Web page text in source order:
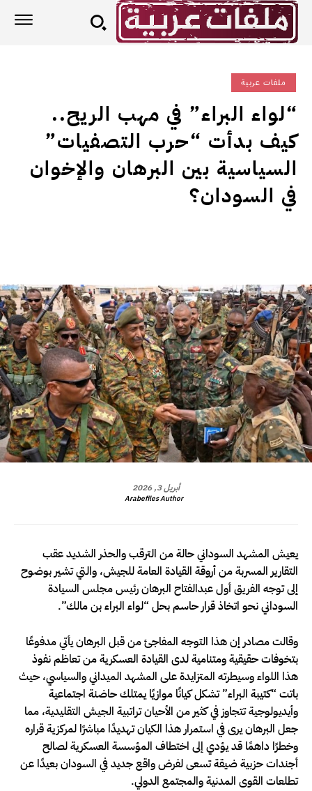
ملفات عربية
“لواء البراء” في مهب الريح..
كيف بدأت “حرب التصفيات”
السياسية بين البرهان والإخوان
في السودان؟
أبريل 3, 2026
Arabefiles Author
يعيش المشهد السوداني حالة من الترقب والحذر الشديد عقب
التقارير المسربة من أروقة القيادة العامة للجيش، والتي تشير بوضوح
إلى توجه الفريق أول عبدالفتاح البرهان رئيس مجلس السيادة
السوداني نحو اتخاذ قرار حاسم بحل “لواء البراء بن مالك”.
وقالت مصادر إن هذا التوجه المفاجئ من قبل البرهان يأتي مدفوعًا
بتخوفات حقيقية ومتنامية لدى القيادة العسكرية من تعاظم نفوذ
هذا اللواء وسيطرته المتزايدة على المشهد الميداني والسياسي، حيث
باتت “كتيبة البراء” تشكل كيانًا موازيًا يمتلك حاضنة اجتماعية
وأيديولوجية تتجاوز في كثير من الأحيان تراتبية الجيش التقليدية، مما
جعل البرهان يرى في استمرار هذا الكيان تهديدًا مباشرًا لمركزية قراره
وخطرًا داهمًا قد يؤدي إلى اختطاف المؤسسة العسكرية لصالح
أجندات حزبية ضيقة تسعى لفرض واقع جديد في السودان بعيدًا عن
تطلعات القوى المدنية والمجتمع الدولي.